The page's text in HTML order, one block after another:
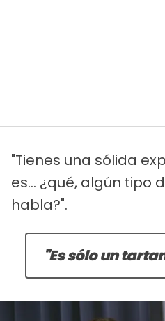
"Tienes una sólida
es... ¿qué, algún tipo
habla?".
"Es sólo un